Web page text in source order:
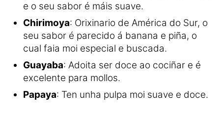
e o seu sabor é máis suave.
Chirimoya: Orixinario de América do Sur, o
seu sabor é parecido á banana e piña, o
cual faia moi especial e buscada.
Guayaba: Adoita ser doce ao cociñar e é
excelente para mollos.
Papaya: Ten unha pulpa moi suave e doce.